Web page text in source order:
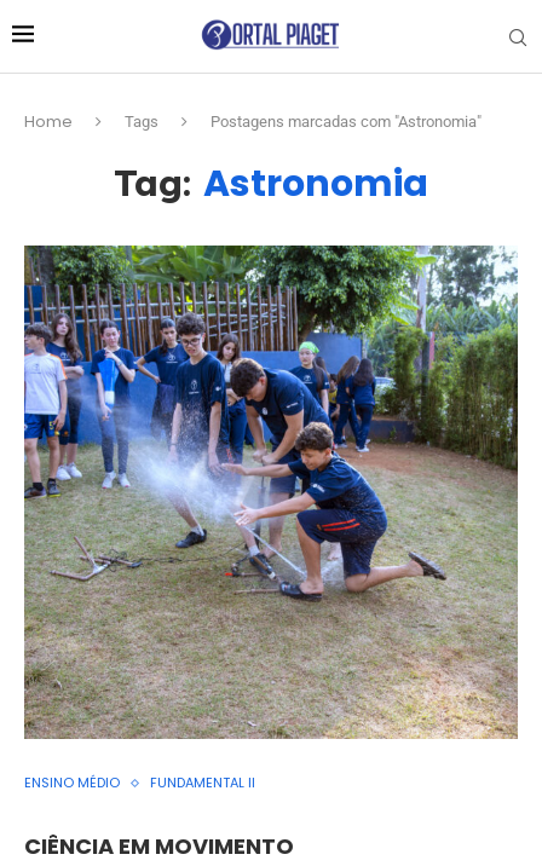
Home Tags Postagens marcadas com "Astronomia"
Tag: Astronomia
ENSINO MÉDIO FUNDAMENTAL II
CIÊNCIA EM MOVIMENTO